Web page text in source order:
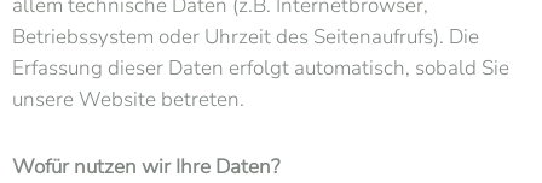
Betriebssystem oder Uhrzeit des Seitenaufrufs). Die
Erfassung dieser Daten erfolgt automatisch, sobald Sie
unsere Website betreten.
Wofür nutzen wir Ihre Daten?